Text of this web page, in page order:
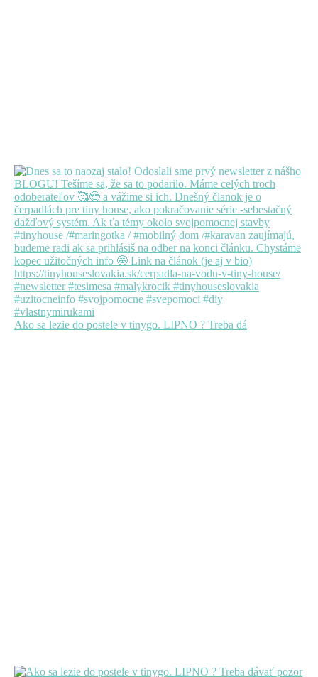
Ako sa lezie do postele v tinygo. LIPNO ? Treba dá